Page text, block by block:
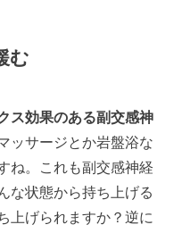
む
ス効果のある副交感神
ッサージとか岩盤浴な
ね。これも副交感神経
な状態から持ち上げる
上げられますか？逆に